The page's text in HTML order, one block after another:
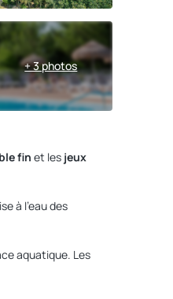
+ 3 photos
fin et les jeux
à l'eau des
aquatique. Les